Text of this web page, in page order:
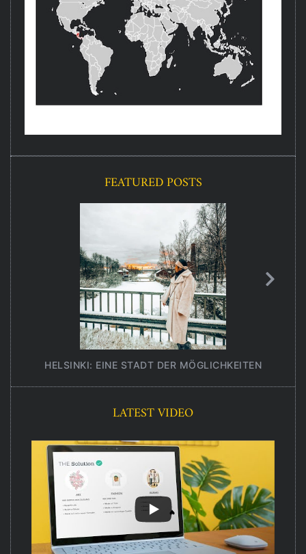
FEATURED POSTS
HELSINKI: EINE STADT DER MÖGLICHKEITEN
LATEST VIDEO